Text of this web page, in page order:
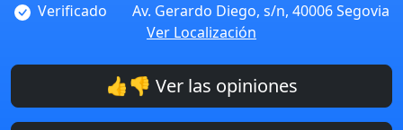
Verificado
Av. Gerardo Diego, s/n, 40006 Segovia
Ver Localización
👍👎 Ver las opiniones